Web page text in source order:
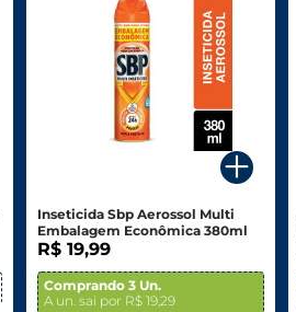
Inseticida Sbp Aerossol Multi
Embalagem Econômica 380ml
R$ 19,99
Comprando 3 Un.
A un. sai por R$ 19,29